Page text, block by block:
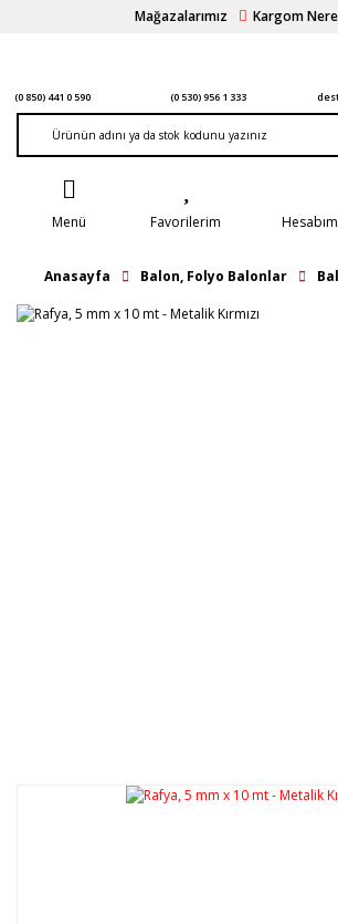
Mağazalarımız Kargom
(0 850) 441 0 590 (0 530) 956 1 333
Menü Favorilerim Hesabım
Anasayfa Balon, Folyo Balonlar